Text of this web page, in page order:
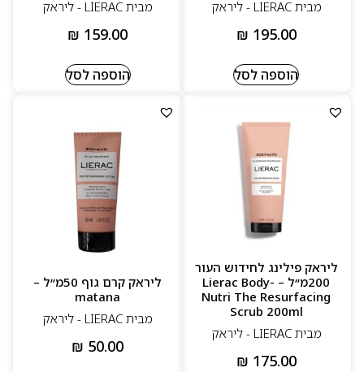
מבית LIERAC - ליראק
₪ 195.00
הוספה לסל
מבית LIERAC - ליראק
₪ 159.00
הוספה לסל
ליראק פילינג לחידוש העור
200מ״ל – Lierac Body-
Nutri The Resurfacing
Scrub 200ml
מבית LIERAC - ליראק
₪ 175.00
ליראק קרם גוף 50מ״ל –
matana
מבית LIERAC - ליראק
₪ 50.00